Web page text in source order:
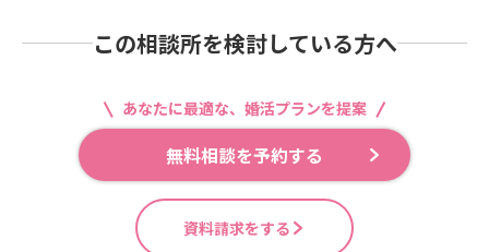
この相談所を検討している方へ
あなたに最適な、婚活プランを提案
無料相談を予約する
資料請求をする